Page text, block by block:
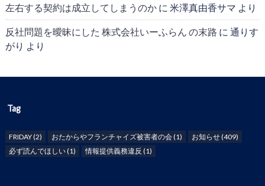
左右する契約は成立してしまうのかに 米澤真由香サマ より
反社問題を曖昧にした 株式会社いーふらん の末路 に 通りす
がり より
Tag
FRIDAY(2) おたからやフランチャイズ被害者の会(1) お知らせ(409)
必ず読んでほしい(1) 情報提供義務違反 (1)